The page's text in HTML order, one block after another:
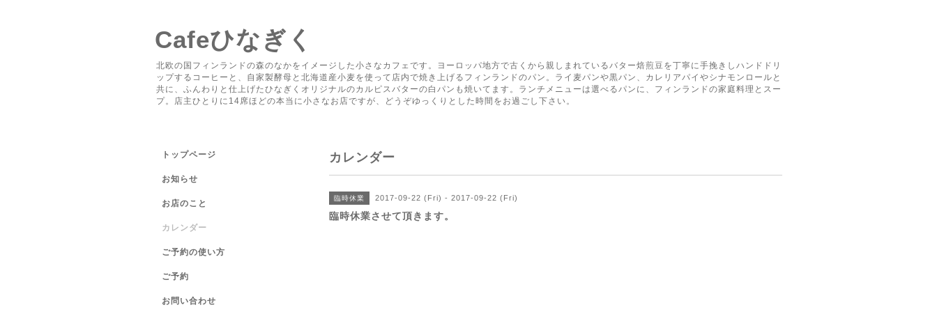
Cafeひなぎく
北欧の国フィンランドの森のなかをイメージした小さなカフェです。ヨーロッパ地方で古くから親しまれているバター焙煎豆を丁寧に手挽きしハンドドリ
ップするコーヒーと、自家製酵母と北海道産小麦を使って店内で焼き上げるフィンランドのパン。ライ麦パンや黒パン、カレリアパイやシナモンロールと
共に、ふんわりと仕上げたひなぎくオリジナルのカルピスバターの白パンも焼いてます。ランチメニューは選べるパンに、フィンランドの家庭料理とスー
プ。店主ひとりに14席ほどの本当に小さなお店ですが、どうぞゆっくりとした時間をお過ごし下さい。
カレンダー
臨時休業 2017-09-22 (Fri) - 2017-09-22 (Fri)
臨時休業させて頂きます。
トップページ
お知らせ
お店のこと
カレンダー
ご予約の使い方
ご予約
お問い合わせ